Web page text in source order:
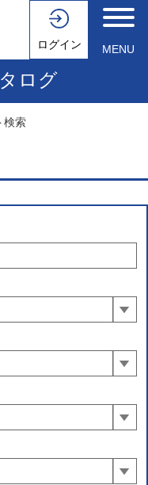
ログイン MENU
ログ
検索